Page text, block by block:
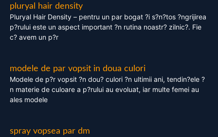
pluryal hair density
Pluryal Hair Density – pentru un par bogat ?i s?n?tos ?ngrijirea
p?rului este un aspect important ?n rutina noastr? zilnic?. Fie
c? avem un p?r
modele de par vopsit in doua culori
Modele de p?r vopsit ?n dou? culori ?n ultimii ani, tendin?ele ?
n materie de culoare a p?rului au evoluat, iar multe femei au
ales modele
spray vopsea par dm